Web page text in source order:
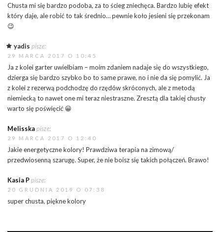
Chusta mi się bardzo podoba, za to ścieg zniechęca. Bardzo lubię efekt
który daje, ale robić to tak średnio… pewnie koło jesieni się przekonam
😉
yadis pisze:
29 MARCA 2017 O 10:45
Ja z kolei garter uwielbiam – moim zdaniem nadaje się do wszystkiego,
dzierga się bardzo szybko bo to same prawe, no i nie da się pomylić. Ja
z kolei z rezerwą podchodzę do rzędów skróconych, ale z metodą
niemiecką to nawet one mi teraz niestraszne. Zresztą dla takiej chusty
warto się poświęcić 😀
Melisskapisze:
29 MARCA 2017 O 12:40
Jakie energetyczne kolory! Prawdziwa terapia na zimową/
przedwiosenną szarugę. Super, że nie boisz się takich połączeń. Brawo!
Kasia Ppisze:
20 GRUDNIA 2019 O 07:38
super chusta, piękne kolory